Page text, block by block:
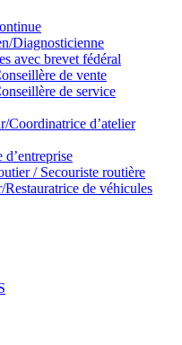
Diagnosticienne
avec brevet fédéral
de vente
de service
Coordinatrice d’atelier
d’entreprise
/ Secouriste routière
Restauratrice de véhicules